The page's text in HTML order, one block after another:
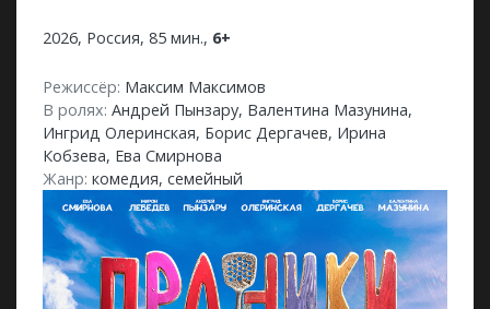
2026, Россия, 85 мин., 6+
Режиссёр: Максим Максимов
В ролях: Андрей Пынзару, Валентина Мазунина,
Ингрид Олеринская, Борис Дергачев, Ирина
Кобзева, Ева Смирнова
Жанр: комедия, семейный